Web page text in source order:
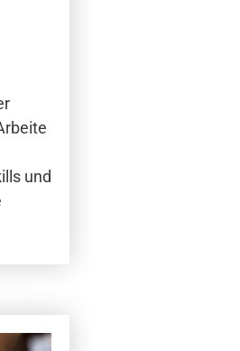
und